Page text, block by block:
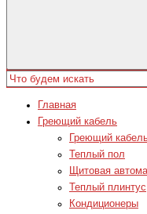
Главная
Греющий кабель
Греющий
Теплый пол
Щитовая
Теплый плинтус
Кондиционеры